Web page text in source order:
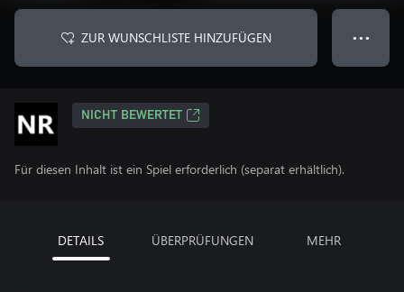
ZUR WUNSCHLISTE HINZUFÜGEN ● ● ●
NICHT BEWERTET
Für diesen Inhalt ist ein Spiel erforderlich (separat erhältlich).
DETAILS ÜBERPRÜFUNGEN MEHR